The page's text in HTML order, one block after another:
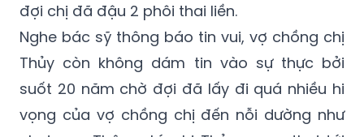
đợi chị đã đậu 2 phôi thai liền.
Nghe bác sỹ thông báo tin vui, vợ chồng chị
Thủy còn không dám tin vào sự thực bởi
suốt 20 năm chờ đợi đã lấy đi quá nhiều hi
vọng của vợ chồng chị đến nỗi dường như